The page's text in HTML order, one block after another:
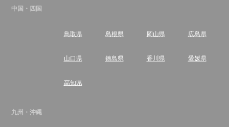
中国・四国
鳥取県 島根県 岡山県 広島県
山口県 徳島県 香川県 愛媛県
高知県
九州・沖縄